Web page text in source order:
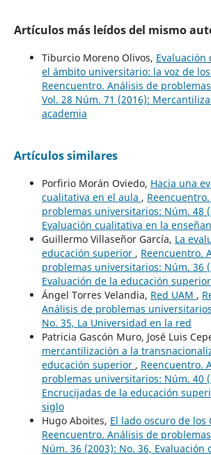
Artículos más leídos del mismo
Tiburcio Moreno Olivos, Evaluación
el ámbito universitario: la voz de
Reencuentro. Análisis de
Vol. 28 Núm. 71 (2016):
academia
Artículos similares
Porfirio Morán Oviedo, Hacia una
cualitativa en el aula ,
problemas universitarios: Núm. 48
Evaluación cualitativa en la
Guillermo Villaseñor García, La
educación superior , Reencuentro.
problemas universitarios: Núm. 36
Evaluación de la educación superior
Ángel Torres Velandia, Red UAM ,
Análisis de problemas
No. 35, La Universidad en la red
Patricia Gascón Muro, José Luis
mercantilización a la
educación superior , Reencuentro.
problemas universitarios: Núm. 40
Encrucijadas de la educación
siglo
Hugo Aboites, El lado oscuro de los
Reencuentro. Análisis de
Núm. 36 (2003): No. 36, Evaluación